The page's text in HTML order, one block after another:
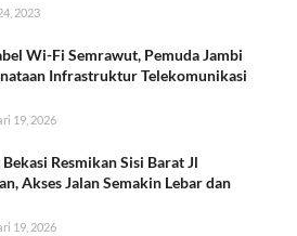
2023
Wi-Fi Semrawut, Pemuda Jambi
Infrastruktur Telekomunikasi
19, 2026
Resmikan Sisi Barat Jl
Akses Jalan Semakin Lebar dan
19, 2026